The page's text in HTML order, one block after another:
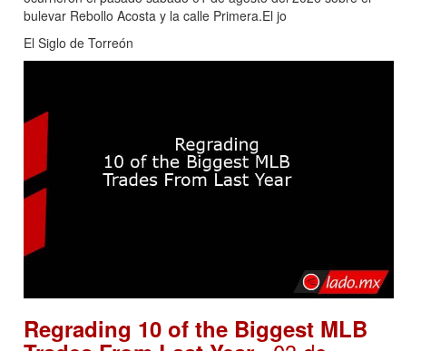
bulevar Rebollo Acosta y la calle Primera.El jo
El Siglo de Torreón
Regrading 10 of the Biggest MLB